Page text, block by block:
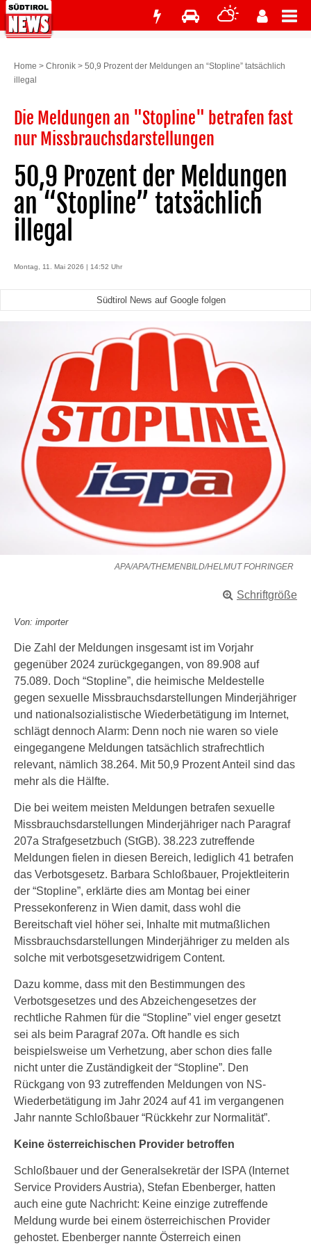
Home > Chronik > 50,9 Prozent der Meldungen an “Stopline” tatsächlich
illegal
Die Meldungen an "Stopline" betrafen fast
nur Missbrauchsdarstellungen
50,9 Prozent der Meldungen
an “Stopline” tatsächlich
illegal
Montag, 11. Mai 2026 | 14:52 Uhr
Südtirol News auf Google folgen
APA/APA/THEMENBILD/HELMUT FOHRINGER
Schriftgröße
Von: importer
Die Zahl der Meldungen insgesamt ist im Vorjahr
gegenüber 2024 zurückgegangen, von 89.908 auf
75.089. Doch “Stopline”, die heimische Meldestelle
gegen sexuelle Missbrauchsdarstellungen Minderjähriger
und nationalsozialistische Wiederbetätigung im Internet,
schlägt dennoch Alarm: Denn noch nie waren so viele
eingegangene Meldungen tatsächlich strafrechtlich
relevant, nämlich 38.264. Mit 50,9 Prozent Anteil sind das
mehr als die Hälfte.
Die bei weitem meisten Meldungen betrafen sexuelle
Missbrauchsdarstellungen Minderjähriger nach Paragraf
207a Strafgesetzbuch (StGB). 38.223 zutreffende
Meldungen fielen in diesen Bereich, lediglich 41 betrafen
das Verbotsgesetz. Barbara Schloßbauer, Projektleiterin
der “Stopline”, erklärte dies am Montag bei einer
Pressekonferenz in Wien damit, dass wohl die
Bereitschaft viel höher sei, Inhalte mit mutmaßlichen
Missbrauchsdarstellungen Minderjähriger zu melden als
solche mit verbotsgesetzwidrigem Content.
Dazu komme, dass mit den Bestimmungen des
Verbotsgesetzes und des Abzeichengesetzes der
rechtliche Rahmen für die “Stopline” viel enger gesetzt
sei als beim Paragraf 207a. Oft handle es sich
beispielsweise um Verhetzung, aber schon dies falle
nicht unter die Zuständigkeit der “Stopline”. Den
Rückgang von 93 zutreffenden Meldungen von NS-
Wiederbetätigung im Jahr 2024 auf 41 im vergangenen
Jahr nannte Schloßbauer “Rückkehr zur Normalität”.
Keine österreichischen Provider betroffen
Schloßbauer und der Generalsekretär der ISPA (Internet
Service Providers Austria), Stefan Ebenberger, hatten
auch eine gute Nachricht: Keine einzige zutreffende
Meldung wurde bei einem österreichischen Provider
gehostet. Ebenberger nannte Österreich einen